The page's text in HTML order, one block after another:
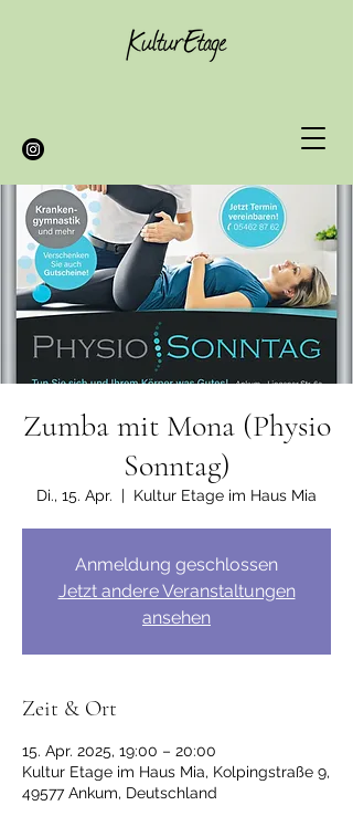
Zumba mit Mona (Physio
Sonntag)
Di., 15. Apr.
  |
Kultur Etage im Haus Mia
Anmeldung geschlossen
Jetzt andere Veranstaltungen
ansehen
Zeit & Ort
15. Apr. 2025, 19:00 – 20:00
Kultur Etage im Haus Mia, Kolpingstraße 9,
49577 Ankum, Deutschland